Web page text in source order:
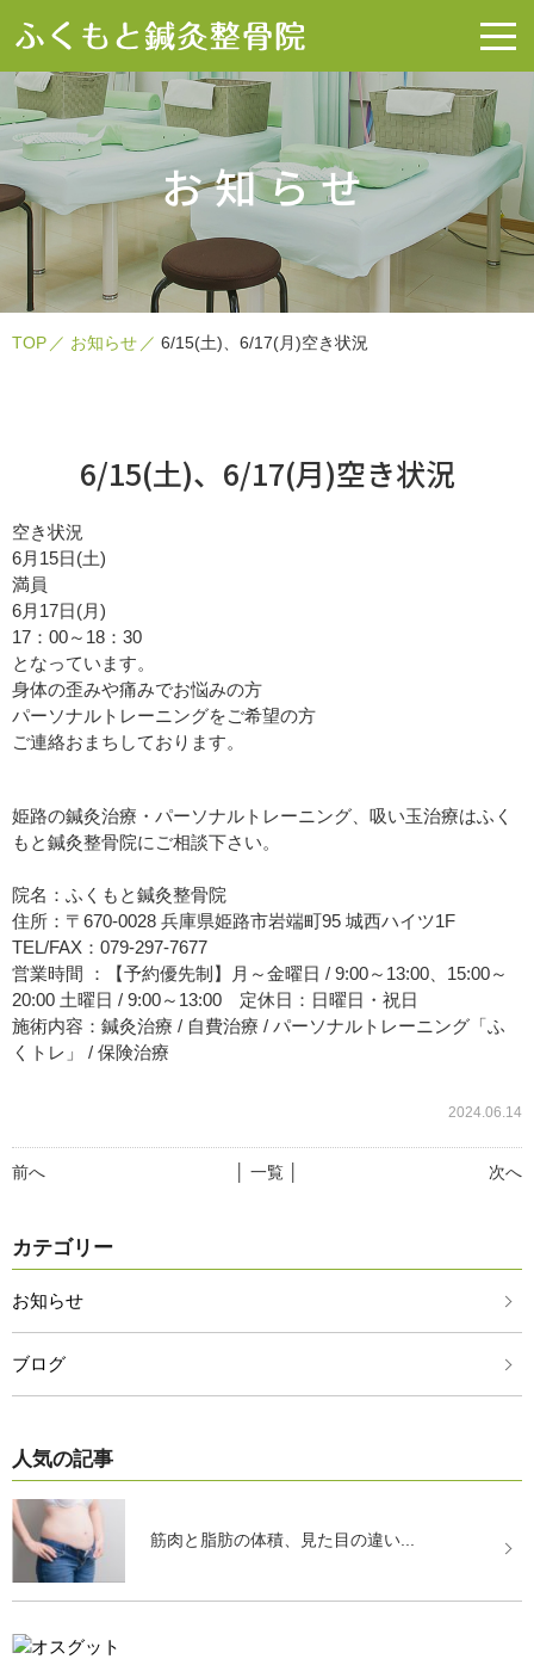
お知らせ
TOP お知らせ 6/15(土)、6/17(月)空き状況
6/15(土)、6/17(月)空き状況
空き状況
6月15日(土)
満員
6月17日(月)
17：00～18：30
となっています。
身体の歪みや痛みでお悩みの方
パーソナルトレーニングをご希望の方
ご連絡おまちしております。
姫路の鍼灸治療・パーソナルトレーニング、吸い玉治療はふく
もと鍼灸整骨院にご相談下さい。
院名：ふくもと鍼灸整骨院
住所：〒670-0028 兵庫県姫路市岩端町95 城西ハイツ1F
TEL/FAX：079-297-7677
営業時間 ：【予約優先制】月～金曜日 / 9:00～13:00、15:00～
20:00 土曜日 / 9:00～13:00 定休日：日曜日・祝日
施術内容：鍼灸治療 / 自費治療 / パーソナルトレーニング「ふ
くトレ」 / 保険治療
2024.06.14
前へ 次へ
│ 一覧 │
カテゴリー
お知らせ
ブログ
人気の記事
筋肉と脂肪の体積、見た目の違い...